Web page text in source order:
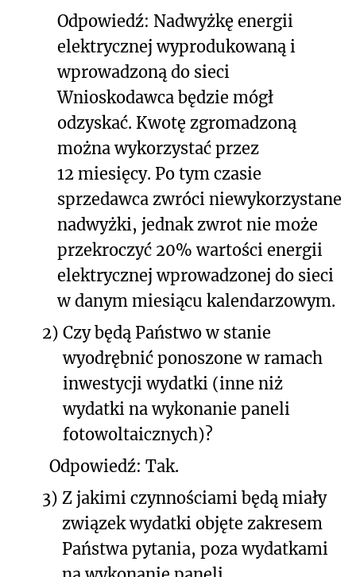
Odpowiedź: Nadwyżkę energii
elektrycznej wyprodukowaną i
wprowadzoną do sieci
Wnioskodawca będzie mógł
odzyskać. Kwotę zgromadzoną
można wykorzystać przez
12 miesięcy. Po tym czasie
sprzedawca zwróci niewykorzystane
nadwyżki, jednak zwrot nie może
przekroczyć 20% wartości energii
elektrycznej wprowadzonej do sieci
w danym miesiącu kalendarzowym.
2) Czy będą Państwo w stanie
wyodrębnić ponoszone w ramach
inwestycji wydatki (inne niż
wydatki na wykonanie paneli
fotowoltaicznych)?
Odpowiedź: Tak.
3) Z jakimi czynnościami będą miały
związek wydatki objęte zakresem
Państwa pytania, poza wydatkami